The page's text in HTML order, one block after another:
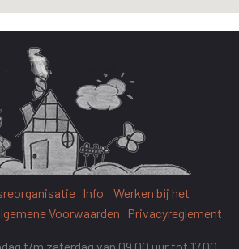
Info
Werken bij het
Voorwaarden Privacyreglement